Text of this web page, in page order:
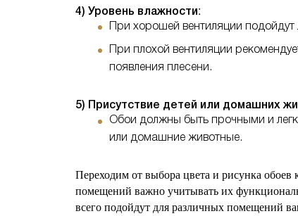
4) Уровень влажности :
При хорошей вентиляции
При плохой вентиляции
появления плесени.
5) Присутствие детей или домашних
Обои должны быть прочными и
или домашние животные.
Переходим от выбора цвета и рисунка
помещений важно учитывать их
всего подойдут для различных помещений